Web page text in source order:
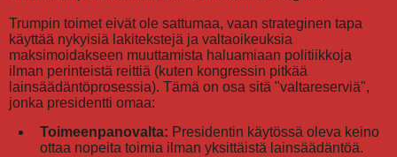
Trumpin toimet eivät ole sattumaa, vaan strateginen tapa
käyttää nykyisiä lakitekstejä ja valtaoikeuksia
maksimoidakseen muuttamista haluamiaan politiikkoja
ilman perinteistä reittiä (kuten kongressin pitkää
lainsäädäntöprosessia). Tämä on osa sitä "valtareserviä",
jonka presidentti omaa:
Toimeenpanovalta: Presidentin käytössä oleva keino
ottaa nopeita toimia ilman yksittäistä lainsäädäntöä.